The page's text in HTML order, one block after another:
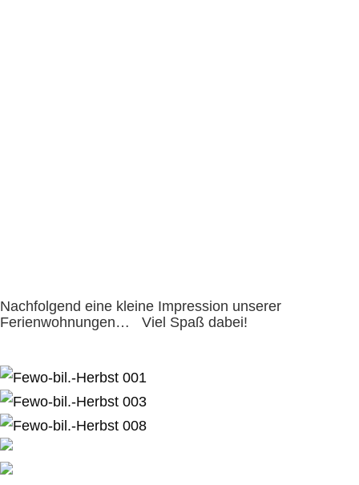
Nachfolgend eine kleine Impression unserer
Ferienwohnungen… Viel Spaß dabei!